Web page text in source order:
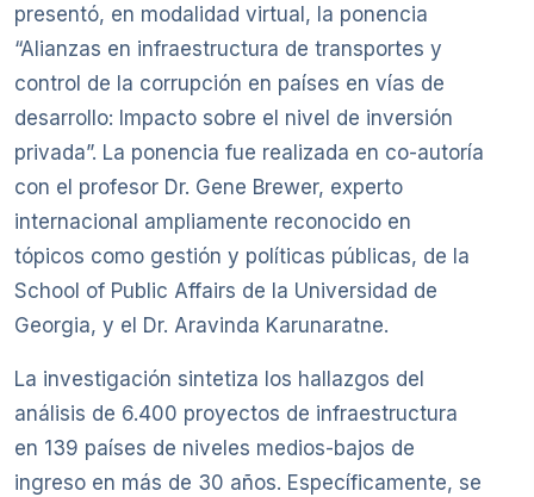
presentó, en modalidad virtual, la ponencia
“Alianzas en infraestructura de transportes y
control de la corrupción en países en vías de
desarrollo: Impacto sobre el nivel de inversión
privada”. La ponencia fue realizada en co-autoría
con el profesor Dr. Gene Brewer, experto
internacional ampliamente reconocido en
tópicos como gestión y políticas públicas, de la
School of Public Affairs de la Universidad de
Georgia, y el Dr. Aravinda Karunaratne.
La investigación sintetiza los hallazgos del
análisis de 6.400 proyectos de infraestructura
en 139 países de niveles medios-bajos de
ingreso en más de 30 años. Específicamente, se